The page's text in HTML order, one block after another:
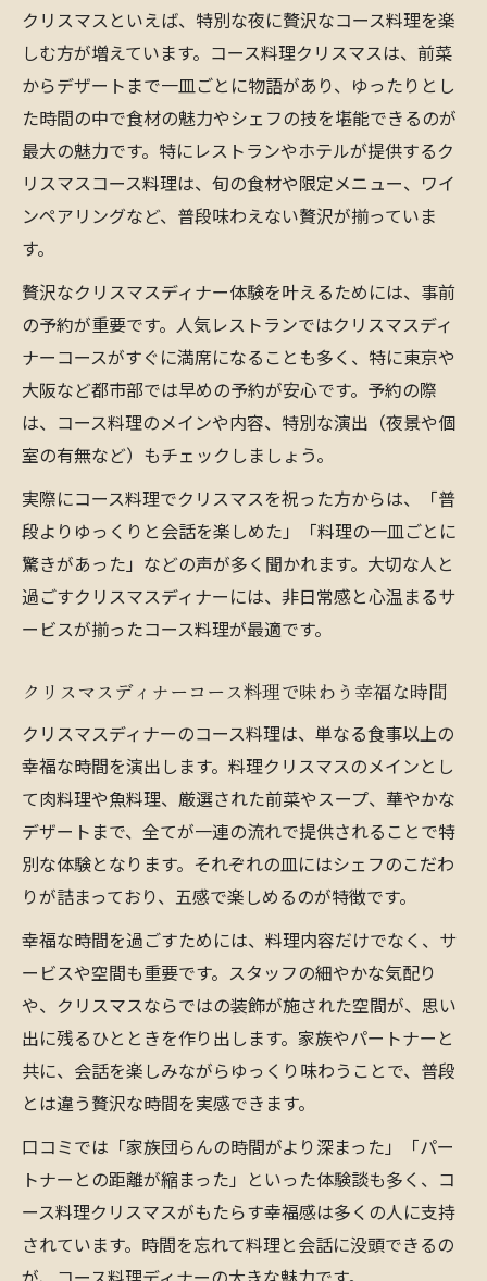
クリスマスといえば、特別な夜に贅沢なコース料理を楽
しむ方が増えています。コース料理クリスマスは、前菜
からデザートまで一皿ごとに物語があり、ゆったりとし
た時間の中で食材の魅力やシェフの技を堪能できるのが
最大の魅力です。特にレストランやホテルが提供するク
リスマスコース料理は、旬の食材や限定メニュー、ワイ
ンペアリングなど、普段味わえない贅沢が揃っていま
す。
贅沢なクリスマスディナー体験を叶えるためには、事前
の予約が重要です。人気レストランではクリスマスディ
ナーコースがすぐに満席になることも多く、特に東京や
大阪など都市部では早めの予約が安心です。予約の際
は、コース料理のメインや内容、特別な演出（夜景や個
室の有無など）もチェックしましょう。
実際にコース料理でクリスマスを祝った方からは、「普
段よりゆっくりと会話を楽しめた」「料理の一皿ごとに
驚きがあった」などの声が多く聞かれます。大切な人と
過ごすクリスマスディナーには、非日常感と心温まるサ
ービスが揃ったコース料理が最適です。
クリスマスディナーコース料理で味わう幸福な時間
クリスマスディナーのコース料理は、単なる食事以上の
幸福な時間を演出します。料理クリスマスのメインとし
て肉料理や魚料理、厳選された前菜やスープ、華やかな
デザートまで、全てが一連の流れで提供されることで特
別な体験となります。それぞれの皿にはシェフのこだわ
りが詰まっており、五感で楽しめるのが特徴です。
幸福な時間を過ごすためには、料理内容だけでなく、サ
ービスや空間も重要です。スタッフの細やかな気配り
や、クリスマスならではの装飾が施された空間が、思い
出に残るひとときを作り出します。家族やパートナーと
共に、会話を楽しみながらゆっくり味わうことで、普段
とは違う贅沢な時間を実感できます。
口コミでは「家族団らんの時間がより深まった」「パー
トナーとの距離が縮まった」といった体験談も多く、コ
ース料理クリスマスがもたらす幸福感は多くの人に支持
されています。時間を忘れて料理と会話に没頭できるの